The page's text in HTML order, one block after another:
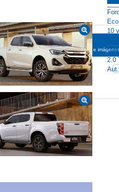
BUSCADOR
informaciones, fichas e
10
2.0